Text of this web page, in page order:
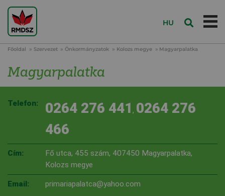
HU
Főoldal Szervezet Önkormányzatok Kolozs megye Magyarpalatka
Magyarpalatka
Telefon: 0264 276 441 , 0264 276
466
Cím:
Fő utca, 455 szám, 407450 Magyarpalatka,
Kolozs megye
Email: primariapalatca@yahoo.com